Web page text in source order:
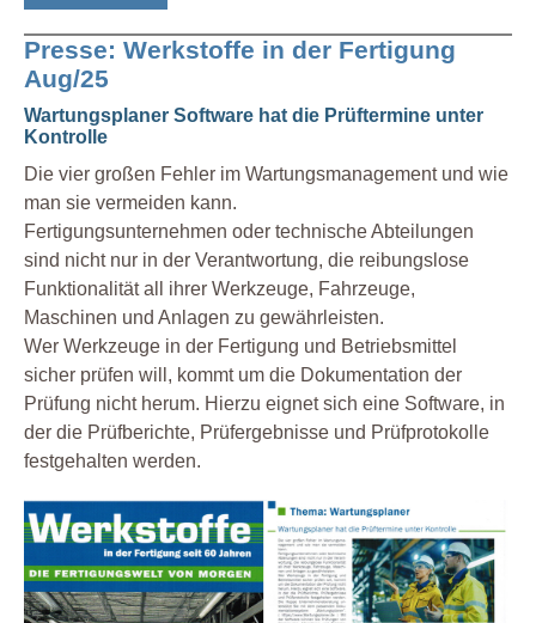
Presse: Werkstoffe in der Fertigung
Aug/25
Wartungsplaner Software hat die Prüftermine unter
Kontrolle
Die vier großen Fehler im Wartungsmanagement und wie
man sie vermeiden kann.
Fertigungsunternehmen oder technische Abteilungen
sind nicht nur in der Verantwortung, die reibungslose
Funktionalität all ihrer Werkzeuge, Fahrzeuge,
Maschinen und Anlagen zu gewährleisten.
Wer Werkzeuge in der Fertigung und Betriebsmittel
sicher prüfen will, kommt um die Dokumentation der
Prüfung nicht herum. Hierzu eignet sich eine Software, in
der die Prüfberichte, Prüfergebnisse und Prüfprotokolle
festgehalten werden.